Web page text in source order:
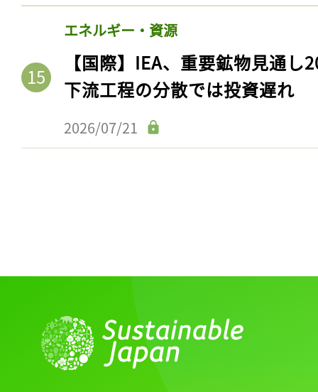
エネルギー・資源
【国際】IEA、重要鉱物見通
下流工程の分散では投資遅れ
2026/07/21